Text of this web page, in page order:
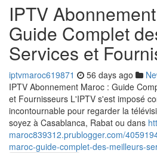
IPTV
Guide Complet
Services et
iptvmaroc619871 56 days ago
IPTV Abonnement Maroc : Guide
et Fournisseurs L'IPTV s'est imposé
incontournable pour regarder la
soyez à Casablanca, Rabat ou dans
maroc839312.prublogger.com/
maroc-guide-complet-des-meilleurs-